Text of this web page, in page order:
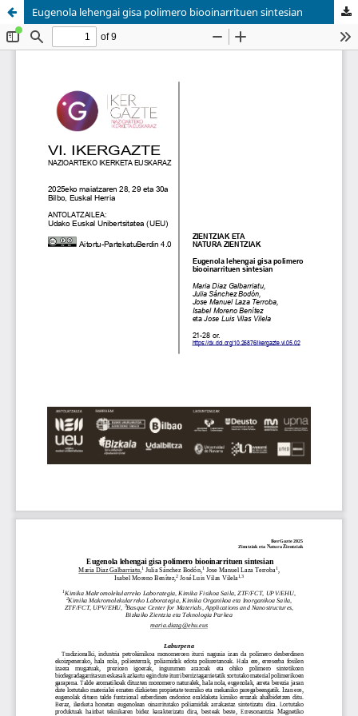
Eugenola lehengai gisa polimero biooinarrituen sintesian